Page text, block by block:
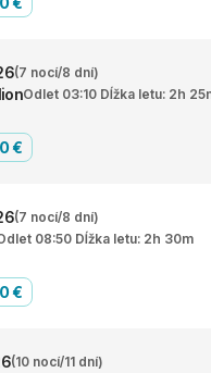
(7 nocí/8 dní)
Odlet 03:10 Dĺžka letu: 2h
€
(7 nocí/8 dní)
08:50 Dĺžka letu: 2h 30m
€
(10 nocí/11 dní)